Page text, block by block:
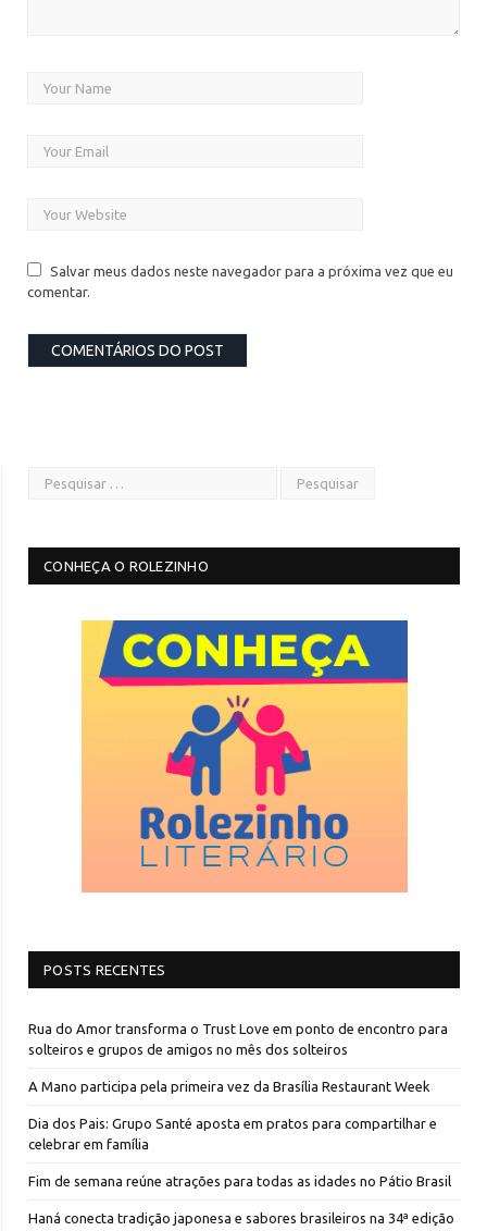
Salvar meus dados neste navegador para a próxima vez que eu
comentar.
CONHEÇA O ROLEZINHO
POSTS RECENTES
Rua do Amor transforma o Trust Love em ponto de encontro para
solteiros e grupos de amigos no mês dos solteiros
A Mano participa pela primeira vez da Brasília Restaurant Week
Dia dos Pais: Grupo Santé aposta em pratos para compartilhar e
celebrar em família
Fim de semana reúne atrações para todas as idades no Pátio Brasil
Haná conecta tradição japonesa e sabores brasileiros na 34ª edição